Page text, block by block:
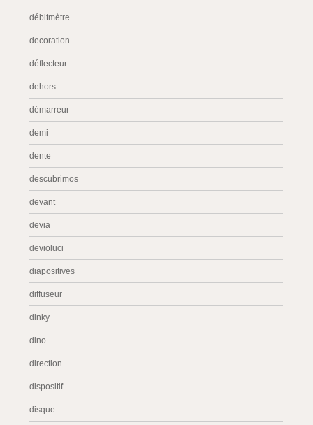
débitmètre
decoration
déflecteur
dehors
démarreur
demi
dente
descubrimos
devant
devia
devioluci
diapositives
diffuseur
dinky
dino
direction
dispositif
disque